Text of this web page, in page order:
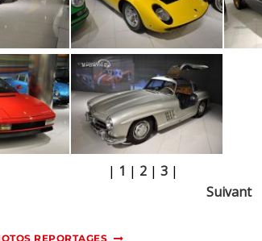
| 1 | 2 | 3 |
Suivant
REPORTAGES